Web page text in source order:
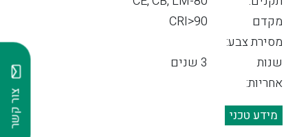
צור קשר
מקדם
מסירת צבע:
CRI>90
שנות
אחריות:
3 שנים
מידע טכני